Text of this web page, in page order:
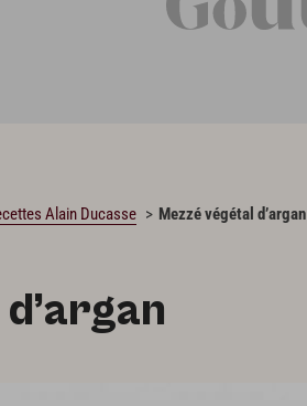
Alain Ducasse Mezzé végétal d’argan